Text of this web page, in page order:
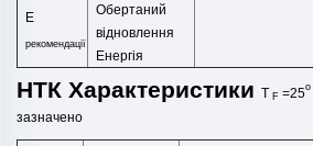
Е
рекомендації
Обертаний
відновлення
Енергія
НТК Характеристики T F =25o
зазначено